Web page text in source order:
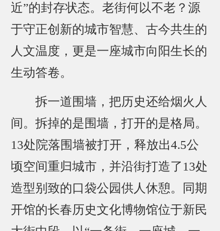
近”的封存状态。老街何以不老？源
于守正创新的城市智慧、古今共生的
人文温度，更是一座城市向阳生长的
生动答卷。
拆一道围墙，把历史还给烟火人
间。拆掉的是围墙，打开的是格局。
13处院落围墙被打开，释放出4.5公
顷空间重归城市，并沿街打造了13处
造型别致的口袋公园供人休憩。同期
开馆的长春历史文化博物馆位于新民